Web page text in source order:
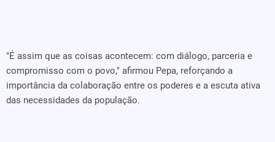
"É assim que as coisas acontecem: com diálogo, parceria e
compromisso com o povo," afirmou Pepa, reforçando a
importância da colaboração entre os poderes e a escuta ativa
das necessidades da população.